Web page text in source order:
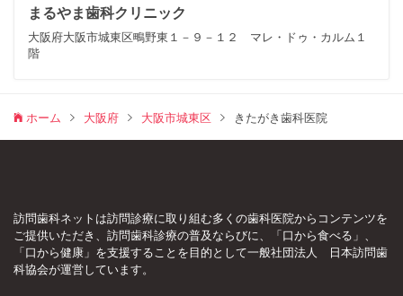
まるやま歯科クリニック
大阪府大阪市城東区鴫野東１－９－１２ マレ・ドゥ・カルム１
階
ホーム 大阪府 大阪市城東区 きたがき歯科医院
訪問歯科ネットは訪問診療に取り組む多くの歯科医院からコンテンツを
ご提供いただき、訪問歯科診療の普及ならびに、「口から食べる」、
「口から健康」を支援することを目的として一般社団法人 日本訪問歯
科協会が運営しています。